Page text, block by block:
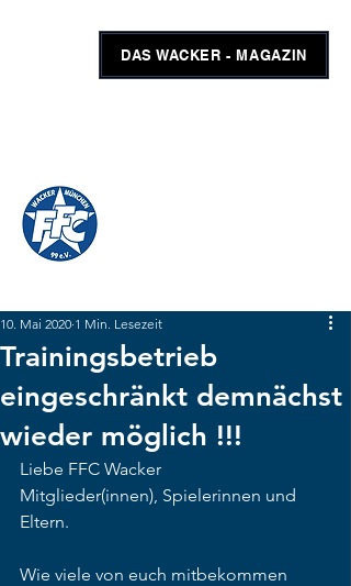
DAS WACKER - MAGAZIN
Trainingsbetrieb
eingeschränkt demnächst
wieder möglich !!!
10. Mai 2020 1 Min. Lesezeit
Liebe FFC Wacker
Mitglieder(innen), Spielerinnen und
Eltern.
Wie viele von euch mitbekommen